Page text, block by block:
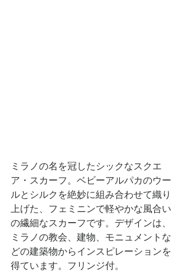
ミラノの名を冠したシックなスクエ
ア・スカーフ。ベビーアルパカのウー
ルとシルクを絶妙に組み合わせて織り
上げた、フェミニンで軽やかな風合い
の繊細なスカーフです。デザインは、
ミラノの教会、建物、モニュメントな
どの建築物からインスピレーションを
得ています。フリンジ付。